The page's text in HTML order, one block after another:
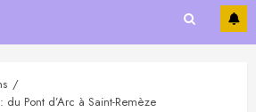
Pont d’Arc à Saint-Remèze